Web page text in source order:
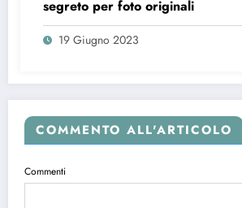
segreto per foto originali
19 Giugno 2023
COMMENTO ALL'ARTICOLO
Commenti